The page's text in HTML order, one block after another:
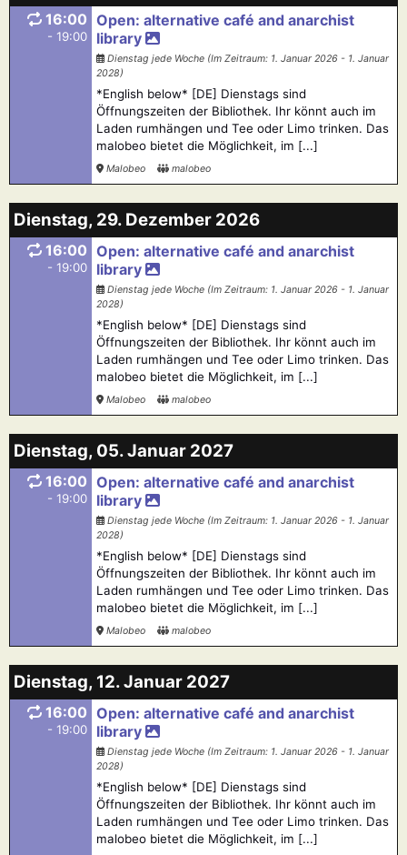
16:00
- 19:00
Open: alternative café and anarchist
library
Dienstag jede Woche (Im Zeitraum: 1. Januar 2026 - 1. Januar
2028)
*English below* [DE] Dienstags sind
Öffnungszeiten der Bibliothek. Ihr könnt auch im
Laden rumhängen und Tee oder Limo trinken. Das
malobeo bietet die Möglichkeit, im [...]
Malobeo malobeo
Dienstag, 29. Dezember 2026
16:00
- 19:00
Open: alternative café and anarchist
library
Dienstag jede Woche (Im Zeitraum: 1. Januar 2026 - 1. Januar
2028)
*English below* [DE] Dienstags sind
Öffnungszeiten der Bibliothek. Ihr könnt auch im
Laden rumhängen und Tee oder Limo trinken. Das
malobeo bietet die Möglichkeit, im [...]
Malobeo malobeo
Dienstag, 05. Januar 2027
16:00
- 19:00
Open: alternative café and anarchist
library
Dienstag jede Woche (Im Zeitraum: 1. Januar 2026 - 1. Januar
2028)
*English below* [DE] Dienstags sind
Öffnungszeiten der Bibliothek. Ihr könnt auch im
Laden rumhängen und Tee oder Limo trinken. Das
malobeo bietet die Möglichkeit, im [...]
Malobeo malobeo
Dienstag, 12. Januar 2027
16:00
- 19:00
Open: alternative café and anarchist
library
Dienstag jede Woche (Im Zeitraum: 1. Januar 2026 - 1. Januar
2028)
*English below* [DE] Dienstags sind
Öffnungszeiten der Bibliothek. Ihr könnt auch im
Laden rumhängen und Tee oder Limo trinken. Das
malobeo bietet die Möglichkeit, im [...]